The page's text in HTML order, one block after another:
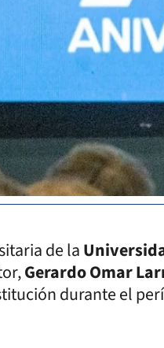
de la
Gerardo Omar
durante el